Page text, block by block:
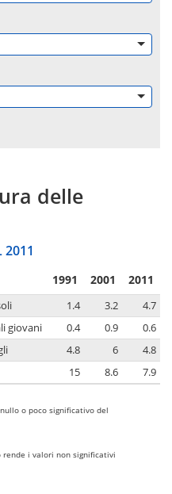
delle
2011
1991 2001 2011
1.4 3.2
4.7
giovani
0.4 0.9
0.6
4.8 6
4.8
15 8.6 7.9
o poco significativo del
rende i valori non significativi